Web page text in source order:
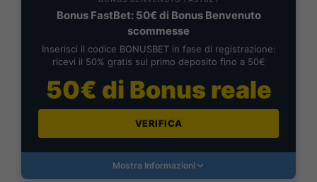
Bonus FastBet: 50€ di Bonus Benvenuto
scommesse
Inserisci il codice BONUSBET in fase di registrazione:
ricevi il 50% gratis sul primo deposito fino a 50€
50€ di Bonus reale
VERIFICA
Mostra Informazioni